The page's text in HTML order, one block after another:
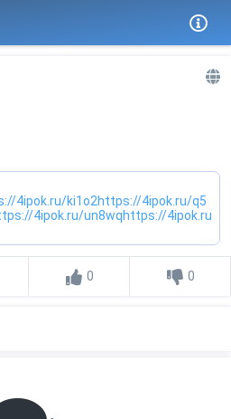
4ipok.ru/ki1o2https://4ipok.ru/q5
4ipok.ru/un8wqhttps://4ipok.ru
0 0